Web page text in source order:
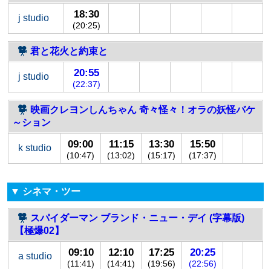
j studio 18:30
(20:25)
君と花火と約束と
j studio 20:55
(22:37)
映画クレヨンしんちゃん 奇々怪々！オラの妖怪バケ
～ション
k studio 09:00
(10:47)
11:15
(13:02)
13:30
(15:17)
15:50
(17:37)
▼ シネマ・ツー
スパイダーマン ブランド・ニュー・デイ (字幕版)
【極爆02】
a studio 09:10
(11:41)
12:10
(14:41)
17:25
(19:56)
20:25
(22:56)